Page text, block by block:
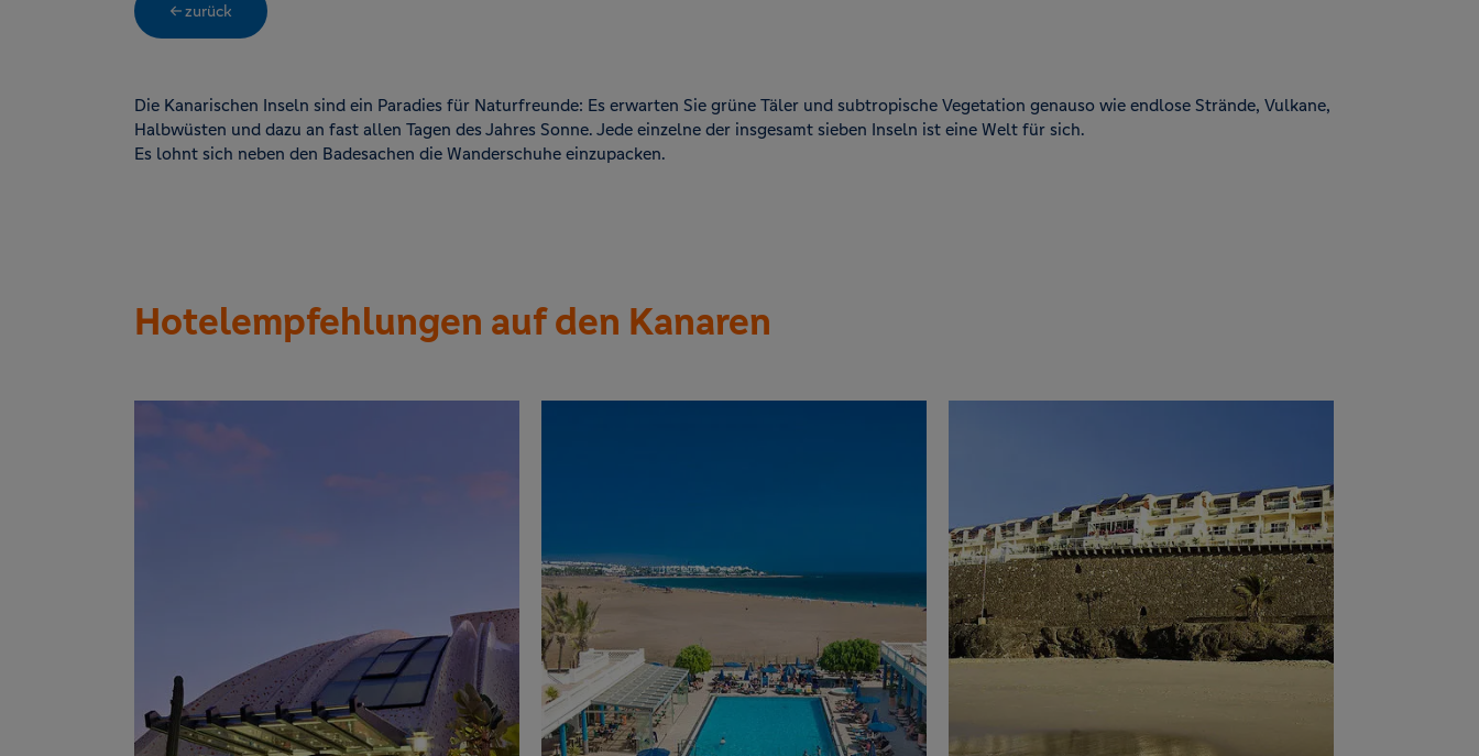
← zurück
Die Kanarischen Inseln sind ein Paradies für Naturfreunde: Es erwarten Sie grüne Täler und subtropische Vegetation genauso wie endlose Strände, Vulkane,
Halbwüsten und dazu an fast allen Tagen des Jahres Sonne. Jede einzelne der insgesamt sieben Inseln ist eine Welt für sich.
Es lohnt sich neben den Badesachen die Wanderschuhe einzupacken.
Hotelempfehlungen auf den Kanaren